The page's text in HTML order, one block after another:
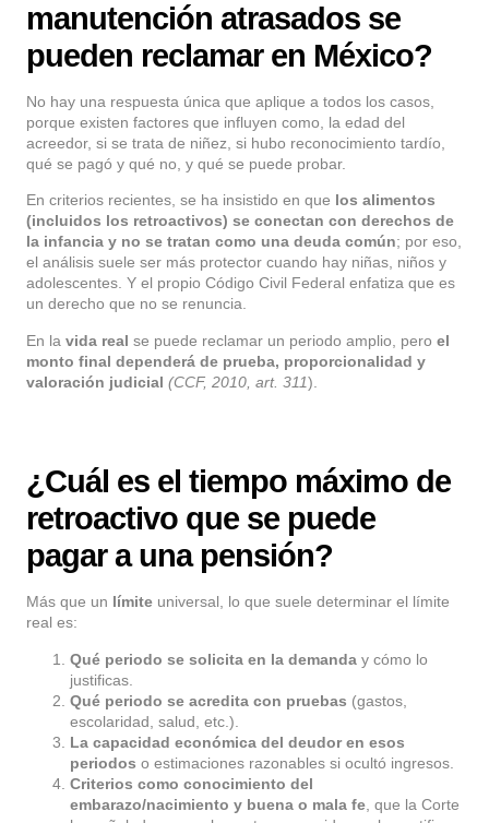
manutención atrasados se
pueden reclamar en México?
No hay una respuesta única que aplique a todos los casos,
porque existen factores que influyen como, la edad del
acreedor, si se trata de niñez, si hubo reconocimiento tardío,
qué se pagó y qué no, y qué se puede probar.
En criterios recientes, se ha insistido en que los alimentos
(incluidos los retroactivos) se conectan con derechos de
la infancia y no se tratan como una deuda común; por eso,
el análisis suele ser más protector cuando hay niñas, niños y
adolescentes. Y el propio Código Civil Federal enfatiza que es
un derecho que no se renuncia.
En la vida real se puede reclamar un periodo amplio, pero el
monto final dependerá de prueba, proporcionalidad y
valoración judicial (CCF, 2010, art. 311).
¿Cuál es el tiempo máximo de
retroactivo que se puede
pagar a una pensión?
Más que un límite universal, lo que suele determinar el límite
real es:
Qué periodo se solicita en la demanda y cómo lo
justificas.
Qué periodo se acredita con pruebas (gastos,
escolaridad, salud, etc.).
La capacidad económica del deudor en esos
periodos o estimaciones razonables si ocultó ingresos.
Criterios como conocimiento del
embarazo/nacimiento y buena o mala fe , que la Corte